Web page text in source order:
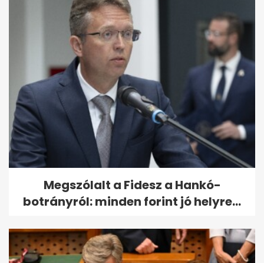
Megszólalt a Fidesz a Hankó-
botrányról: minden forint jó helyre...